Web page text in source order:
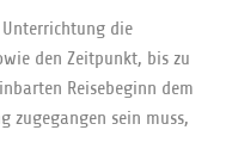
die
den Zeitpunkt, bis zu
Reisebeginn dem
zugegangen sein muss,